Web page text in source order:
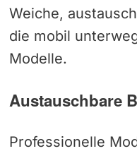
Weiche,
die mobil
Modelle.
Austauschbare
Professionelle